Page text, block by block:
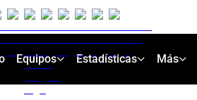
Equipos Estadísticas Más